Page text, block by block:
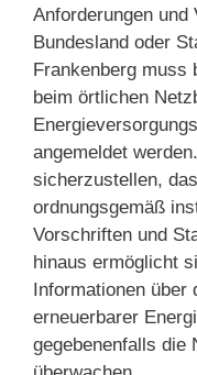
Anforderungen und
Bundesland oder
Frankenberg muss
beim örtlichen
angemeldet
sicherzustellen,
ordnungsgemäß
Vorschriften und
hinaus ermöglicht
Informationen
erneuerbarer
gegebenenfalls die